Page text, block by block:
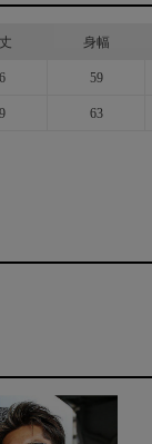
身幅
59
63